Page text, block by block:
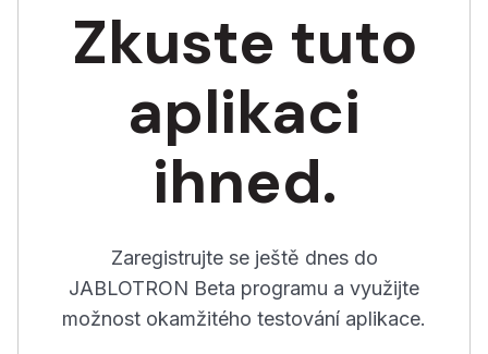
Zkuste tuto
aplikaci
ihned.
Zaregistrujte se ještě dnes do
JABLOTRON Beta programu a využijte
možnost okamžitého testování aplikace.